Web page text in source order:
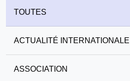
TOUTES
ACTUALITÉ INTERNATIONALE
ASSOCIATION